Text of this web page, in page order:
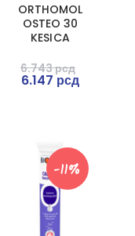
ORTHOMOL
OSTEO 30
KESICA
6.743рсд
6.147рсд
-11%